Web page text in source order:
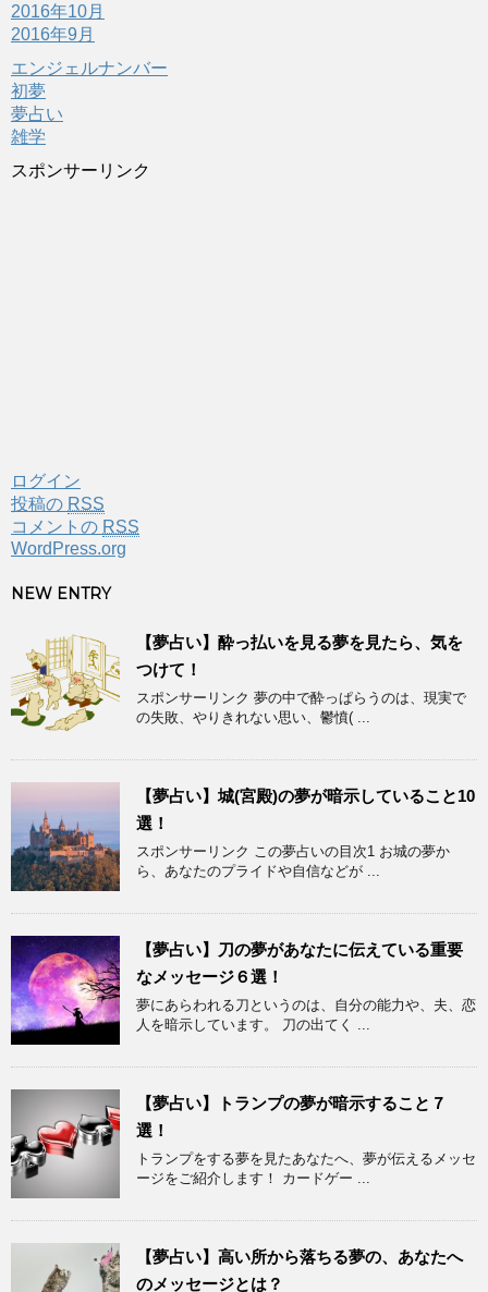
2016年10月
2016年9月
エンジェルナンバー
初夢
夢占い
雑学
スポンサーリンク
ログイン
投稿の RSS
コメントの RSS
WordPress.org
NEW ENTRY
【夢占い】酔っ払いを見る夢を見たら、気を
つけて！
スポンサーリンク 夢の中で酔っぱらうのは、現実で
の失敗、やりきれない思い、鬱憤( ...
【夢占い】城(宮殿)の夢が暗示していること10
選！
スポンサーリンク この夢占いの目次1 お城の夢か
ら、あなたのプライドや自信などが ...
【夢占い】刀の夢があなたに伝えている重要
なメッセージ６選！
夢にあらわれる刀というのは、自分の能力や、夫、恋
人を暗示しています。 刀の出てく ...
【夢占い】トランプの夢が暗示すること７
選！
トランプをする夢を見たあなたへ、夢が伝えるメッセ
ージをご紹介します！ カードゲー ...
【夢占い】高い所から落ちる夢の、あなたへ
のメッセージとは？